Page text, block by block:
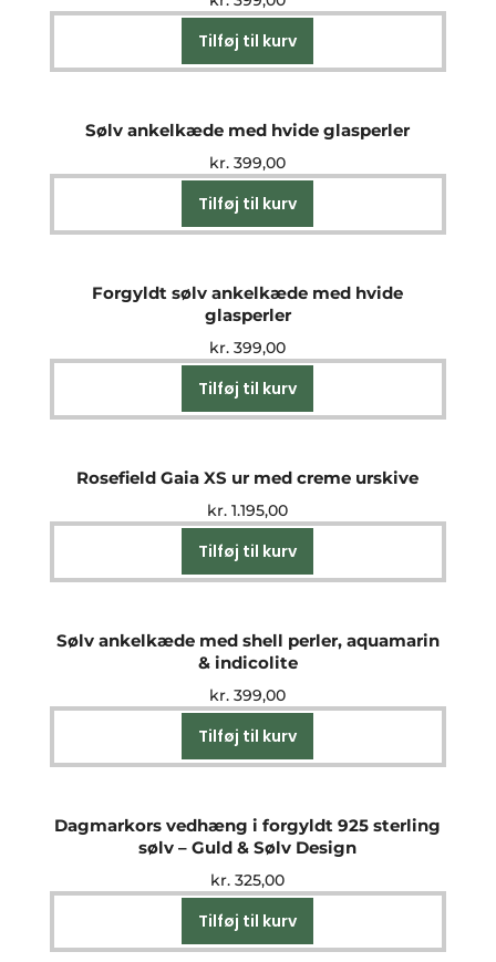
Tilføj til kurv
Sølv ankelkæde med hvide glasperler
kr. 399,00
Tilføj til kurv
Forgyldt sølv ankelkæde med hvide
glasperler
kr. 399,00
Tilføj til kurv
Rosefield Gaia XS ur med creme urskive
kr. 1.195,00
Tilføj til kurv
Sølv ankelkæde med shell perler, aquamarin
& indicolite
kr. 399,00
Tilføj til kurv
Dagmarkors vedhæng i forgyldt 925 sterling
sølv – Guld & Sølv Design
kr. 325,00
Tilføj til kurv